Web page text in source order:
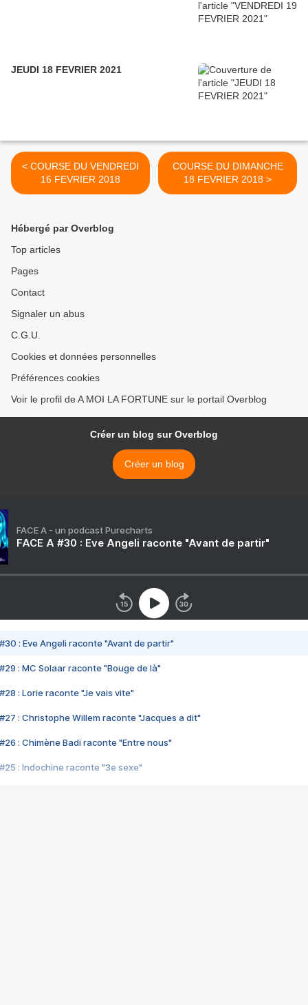
JEUDI 18 FEVRIER 2021
< COURSE DU VENDREDI
16 FEVRIER 2018
COURSE DU DIMANCHE
18 FEVRIER 2018 >
Hébergé par Overblog
Top articles
Pages
Contact
Signaler un abus
C.G.U.
Cookies et données personnelles
Préférences cookies
Voir le profil de A MOI LA FORTUNE sur le portail Overblog
Créer un blog sur Overblog
Créer un blog
FACE A - un podcast Purecharts
FACE A #30 : Eve Angeli raconte "Avant de partir"
#30 : Eve Angeli raconte "Avant de partir"
#29 : MC Solaar raconte "Bouge de là"
#28 : Lorie raconte "Je vais vite"
#27 : Christophe Willem raconte "Jacques a dit"
#26 : Chimène Badi raconte "Entre nous"
#25 : Indochine raconte "3e sexe"